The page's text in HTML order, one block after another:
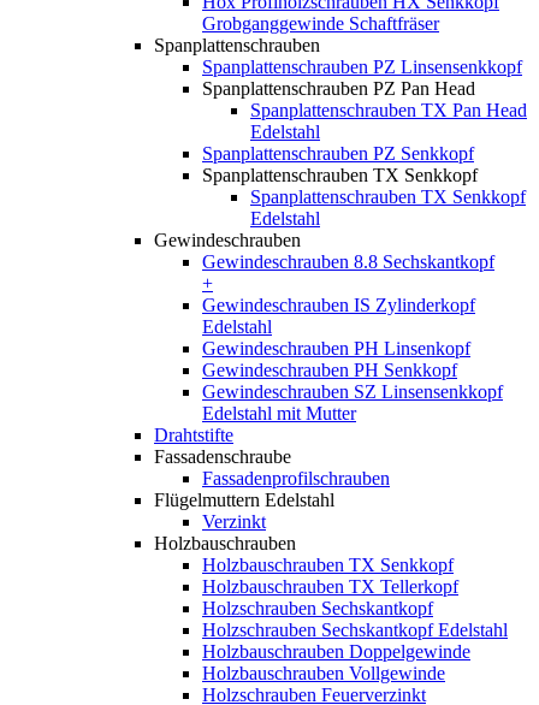
Grobganggewinde Schaftfräser
Spanplattenschrauben
Spanplattenschrauben PZ Linsensenkkopf
Spanplattenschrauben PZ Pan Head
Spanplattenschrauben TX Pan Head
Edelstahl
Spanplattenschrauben PZ Senkkopf
Spanplattenschrauben TX Senkkopf
Spanplattenschrauben TX Senkkopf
Edelstahl
Gewindeschrauben
Gewindeschrauben 8.8 Sechskantkopf
+
Gewindeschrauben IS Zylinderkopf
Edelstahl
Gewindeschrauben PH Linsenkopf
Gewindeschrauben PH Senkkopf
Gewindeschrauben SZ Linsensenkkopf
Edelstahl mit Mutter
Drahtstifte
Fassadenschraube
Fassadenprofilschrauben
Flügelmuttern Edelstahl
Verzinkt
Holzbauschrauben
Holzbauschrauben TX Senkkopf
Holzbauschrauben TX Tellerkopf
Holzschrauben Sechskantkopf
Holzschrauben Sechskantkopf Edelstahl
Holzbauschrauben Doppelgewinde
Holzbauschrauben Vollgewinde
Holzschrauben Feuerverzinkt